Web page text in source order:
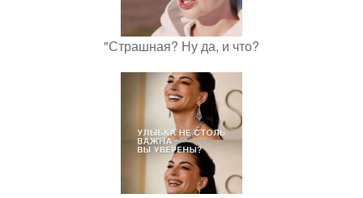
"Страшная? Ну да, и что?